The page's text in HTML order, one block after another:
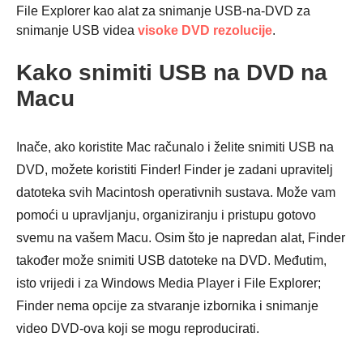
File Explorer kao alat za snimanje USB-na-DVD za
snimanje USB videa visoke DVD rezolucije.
Kako snimiti USB na DVD na
Macu
Inače, ako koristite Mac računalo i želite snimiti USB na
DVD, možete koristiti Finder! Finder je zadani upravitelj
datoteka svih Macintosh operativnih sustava. Može vam
pomoći u upravljanju, organiziranju i pristupu gotovo
svemu na vašem Macu. Osim što je napredan alat, Finder
također može snimiti USB datoteke na DVD. Međutim,
isto vrijedi i za Windows Media Player i File Explorer;
Finder nema opcije za stvaranje izbornika i snimanje
video DVD-ova koji se mogu reproducirati.